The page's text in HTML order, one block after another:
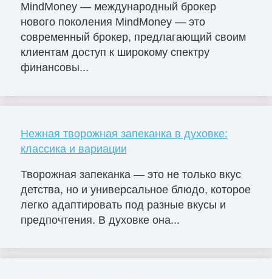
MindMoney — международный брокер
нового поколения MindMoney — это
современный брокер, предлагающий своим
клиентам доступ к широкому спектру
финансовы...
Нежная творожная запеканка в духовке:
классика и вариации
Творожная запеканка — это не только вкус
детства, но и универсальное блюдо, которое
легко адаптировать под разные вкусы и
предпочтения. В духовке она...